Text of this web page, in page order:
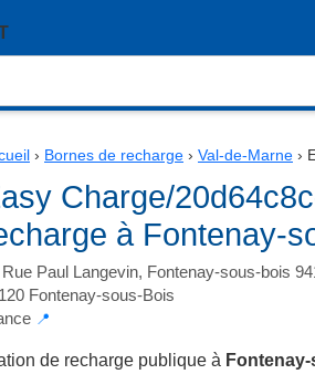
› Bornes de recharge › Val-de-Marne ›
Charge/
à Fontenay-
Rue Paul Langevin, Fontenay-sous-bois
Fontenay-sous-Bois
📍
de recharge publique à